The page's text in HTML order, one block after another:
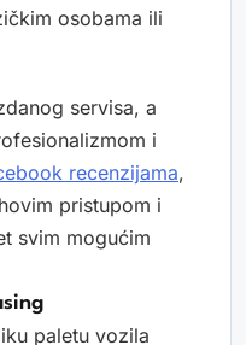
osobama ili
servisa, a
i
recenzijama,
pristupom i
svim mogućim
paletu vozila